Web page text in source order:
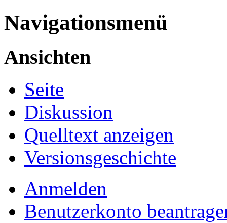
Navigationsmenü
Ansichten
Seite
Diskussion
Quelltext anzeigen
Versionsgeschichte
Anmelden
Benutzerkonto